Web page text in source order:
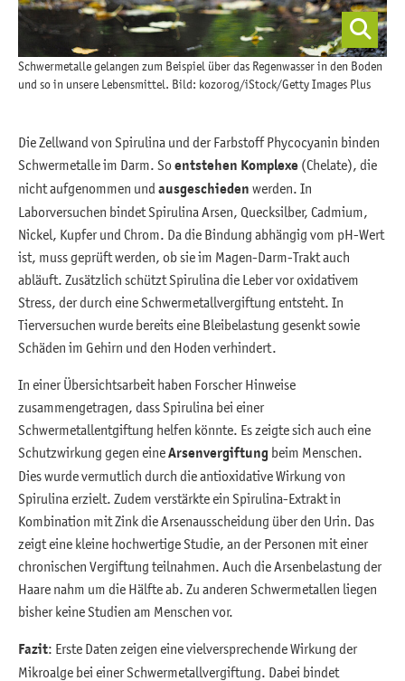
Schwermetalle gelangen zum Beispiel über das Regenwasser in den Boden
und so in unsere Lebensmittel. Bild: kozorog/iStock/Getty Images Plus
Die Zellwand von Spirulina und der Farbstoff Phycocyanin binden
Schwermetalle im Darm. Soentstehen Komplexe (Chelate), die
nicht aufgenommen und ausgeschieden werden. In
Laborversuchen bindet Spirulina Arsen, Quecksilber, Cadmium,
Nickel, Kupfer und Chrom. Da die Bindung abhängig vom pH-Wert
ist, muss geprüft werden, ob sie im Magen-Darm-Trakt auch
abläuft. Zusätzlich schützt Spirulina die Leber vor oxidativem
Stress, der durch eine Schwermetallvergiftung entsteht. In
Tierversuchen wurde bereits eine Bleibelastung gesenkt sowie
Schäden im Gehirn und den Hoden verhindert.
In einer Übersichtsarbeit haben Forscher Hinweise
zusammengetragen, dass Spirulina bei einer
Schwermetallentgiftung helfen könnte. Es zeigte sich auch eine
Schutzwirkung gegen eineArsenvergiftung beim Menschen.
Dies wurde vermutlich durch die antioxidative Wirkung von
Spirulina erzielt. Zudem verstärkte ein Spirulina-Extrakt in
Kombination mit Zink die Arsenausscheidung über den Urin. Das
zeigt eine kleine hochwertige Studie, an der Personen mit einer
chronischen Vergiftung teilnahmen. Auch die Arsenbelastung der
Haare nahm um die Hälfte ab. Zu anderen Schwermetallen liegen
bisher keine Studien am Menschen vor.
Fazit: Erste Daten zeigen eine vielversprechende Wirkung der
Mikroalge bei einer Schwermetallvergiftung. Dabei bindet